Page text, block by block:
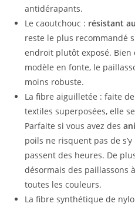
antidérapants.
Le caoutchouc : résistant
reste le plus recommandé
endroit plutôt exposé. Bien
modèle en fonte, le
moins robuste.
La fibre aiguilletée : faite
textiles superposées, elle
Parfaite si vous avez des
poils ne risquent pas de
passent des heures. De
désormais des paillassons
toutes les couleurs.
La fibre synthétique de